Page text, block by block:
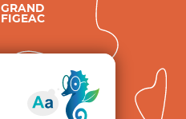
GRAND
FIGEAC